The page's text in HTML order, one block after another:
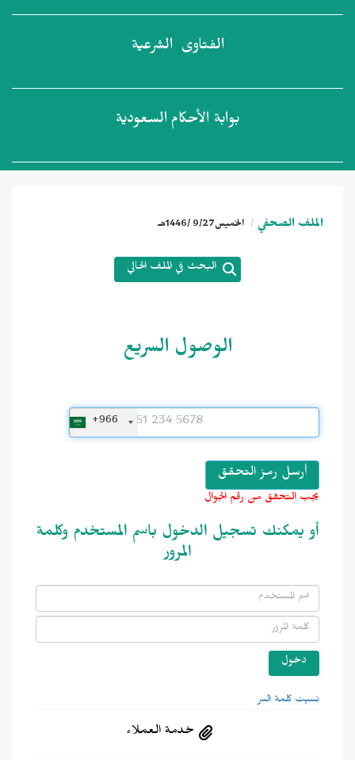
الفتاوى الشرعية
بوابة الأحكام السعودية
الملف الصحفي الخميس9/27 /1446هـ
البحث في الملف الحالي
الوصول السريع
+966
يجب التحقق من رقم الجوال
أو يمكنك تسجيل الدخول باسم المستخدم وكلمة
المرور
نسيت كلمة السر
خدمة العملاء